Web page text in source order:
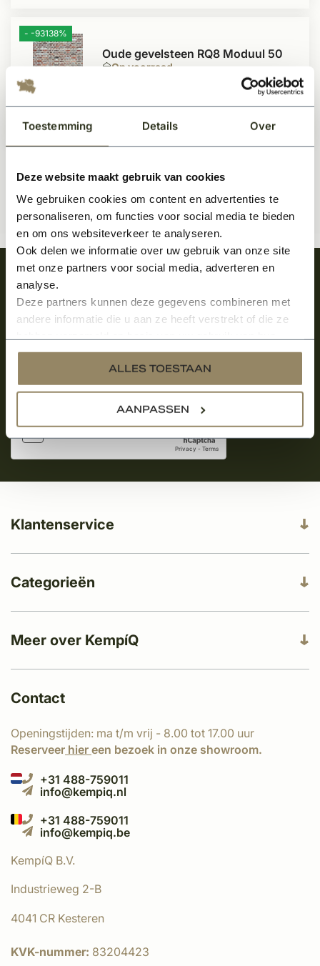
Toestemming Details Over
Deze website maakt gebruik van cookies
We gebruiken cookies om content en advertenties te
personaliseren, om functies voor social media te bieden
en om ons websiteverkeer te analyseren.
Ook delen we informatie over uw gebruik van onze site
met onze partners voor social media, adverteren en
analyse.
Deze partners kunnen deze gegevens combineren met
andere informatie die u aan ze heeft verstrekt of die ze
services.
ALLES TOESTAAN
AANPASSEN
- -93138%
Op voorraad
Oude gevelsteen RQ8 Moduul 50
1,05979,-Per pallet
Meld je aan en ontvang het laatste nieuws
over onze kempische bouwstijl!
Aanmelden voor de nieuwsbrief
Meer over KempíQ
Klantenservice
Categorieën
Contact
Openingstijden: ma t/m vrij - 8.00 tot 17.00 uur
Reserveer hier een bezoek in onze showroom.
+31 488-759011
info@kempiq.nl
+31 488-759011
info@kempiq.be
KempíQ B.V.
Industrieweg 2-B
4041 CR Kesteren
KVK-nummer: 83204423